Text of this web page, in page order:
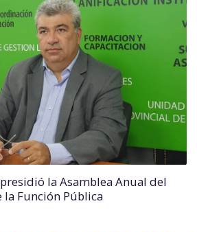
la Asamblea Anual del
la Función Pública